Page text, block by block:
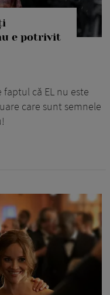
e potrivit
că EL nu este
care sunt semnele